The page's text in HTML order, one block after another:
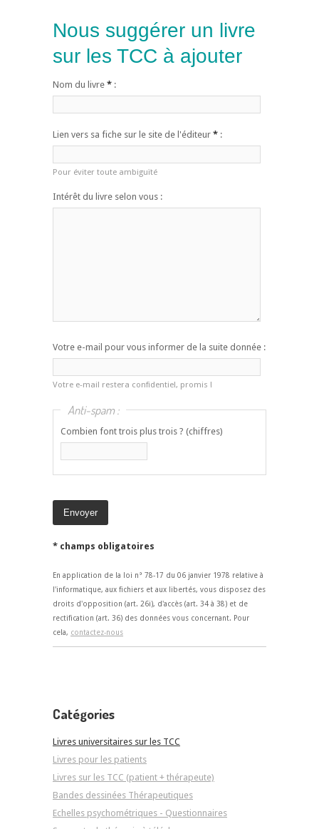
Nous suggérer un livre
sur les TCC à ajouter
Nom du livre * :
Lien vers sa fiche sur le site de l'éditeur * :
Pour éviter toute ambiguïté
Intérêt du livre selon vous :
Votre e-mail pour vous informer de la suite donnée :
Votre e-mail restera confidentiel, promis !
Anti-spam :
Combien font trois plus trois ? (chiffres)
* champs obligatoires
En application de la loi n° 78-17 du 06 janvier 1978 relative à
l'informatique, aux fichiers et aux libertés, vous disposez des
droits d'opposition (art. 26i), d'accès (art. 34 à 38) et de
rectification (art. 36) des données vous concernant. Pour
cela, contactez-nous
Catégories
Livres universitaires sur les TCC
Livres pour les patients
Livres sur les TCC (patient + thérapeute)
Bandes dessinées Thérapeutiques
Echelles psychométriques - Questionnaires